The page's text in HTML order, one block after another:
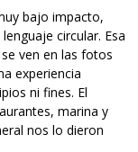
bajo impacto,
circular. Esa
ven en las fotos
experiencia
ni fines. El
marina y
nos lo dieron